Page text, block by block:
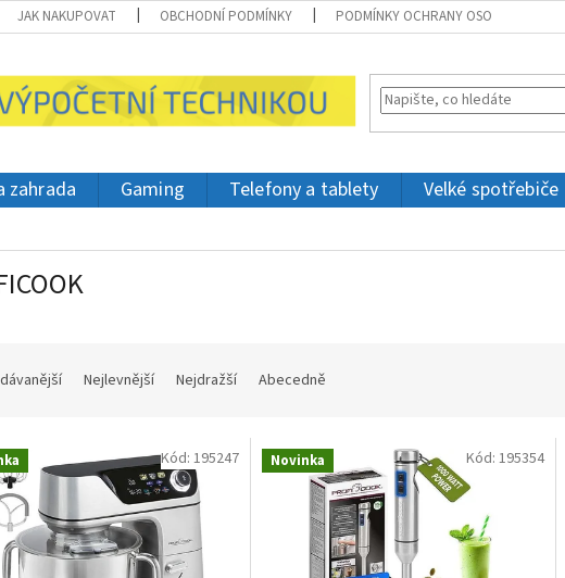
JAK NAKUPOVAT OBCHODNÍ PODMÍNKY PODMÍNKY OCHRANY OSOBNÍCH ÚDAJŮ
zahrada Gaming Telefony a tablety Velké spotřebiče
Nejlevnější Nejdražší Abecedně
Kód: 195247 Novinka Kód: 195354